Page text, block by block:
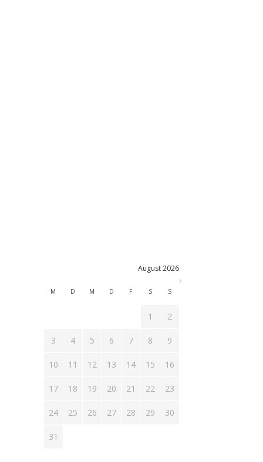
August 2026
M D M D F S S
1 2
3 4 5 6 7 8 9
10 11 12 13 14 15 16
17 18 19 20 21 22 23
24 25 26 27 28 29 30
31